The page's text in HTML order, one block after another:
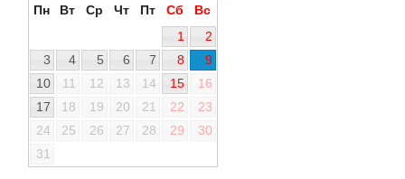
Пн Вт Ср Чт Пт Сб
Вс
1
2
3
4 5 6 7 8
9
10
11 12 13 14 15
16
17
18 19 20 21 22
23
24
25 26 27 28 29
30
31